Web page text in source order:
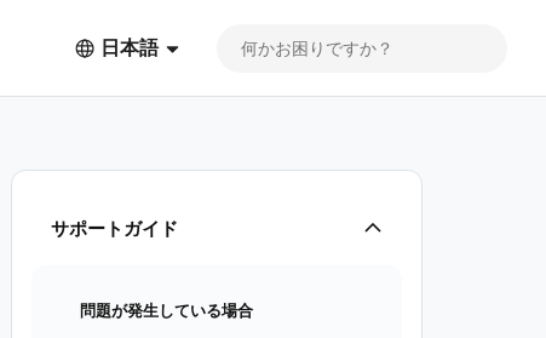
日本語
サポートガイド
問題が発生している場合